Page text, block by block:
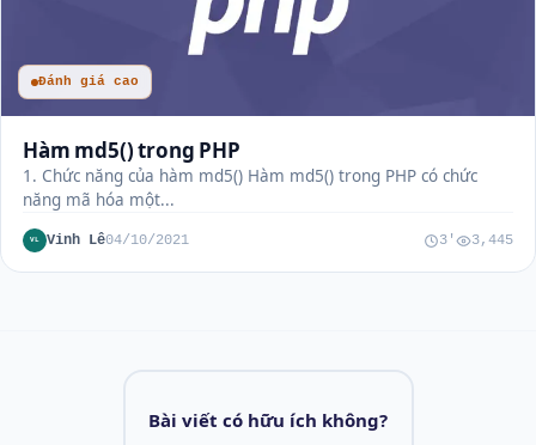
Đánh giá cao
Hàm md5() trong PHP
1. Chức năng của hàm md5() Hàm md5() trong PHP có chức
năng mã hóa một...
VL Vinh Lê04/10/2021 3' 3,445
Bài viết có hữu ích không?